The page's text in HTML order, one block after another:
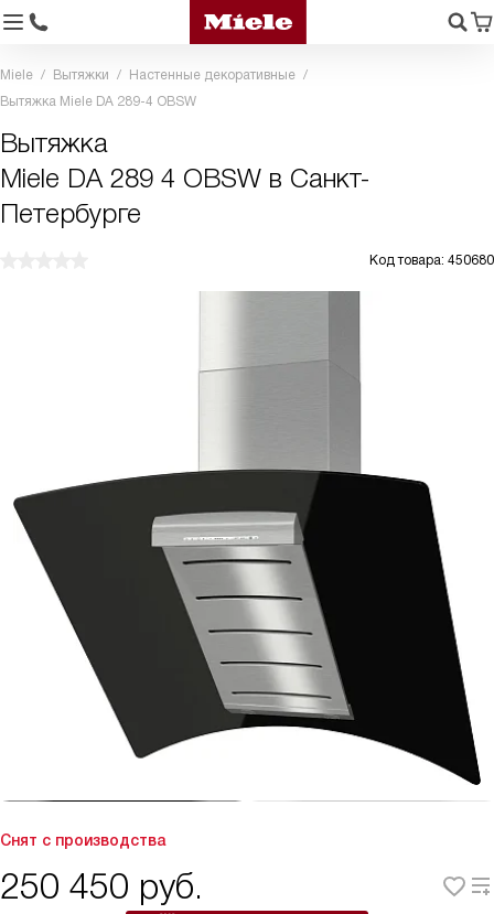
Miele Вытяжки
Настенные декоративные
Вытяжка Miele DA 289-4 OBSW
Вытяжка
Miele DA 289 4 OBSW в Санкт-
Петербурге
Код товара: 450680
Снят с производства
250 450 руб.